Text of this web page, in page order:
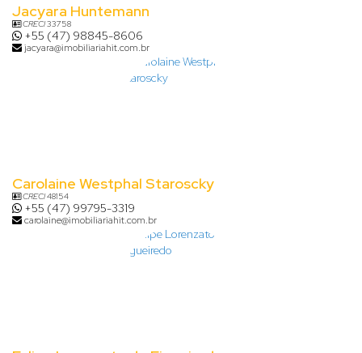
Jacyara Huntemann
CRECI33758
+55 (47) 98845-8606
jacyara@imobiliariahit.com.br
Carolaine Westphal Staroscky
CRECI48154
+55 (47) 99795-3319
carolaine@imobiliariahit.com.br